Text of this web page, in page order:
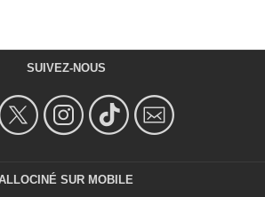
SUIVEZ-NOUS
SUR MOBILE